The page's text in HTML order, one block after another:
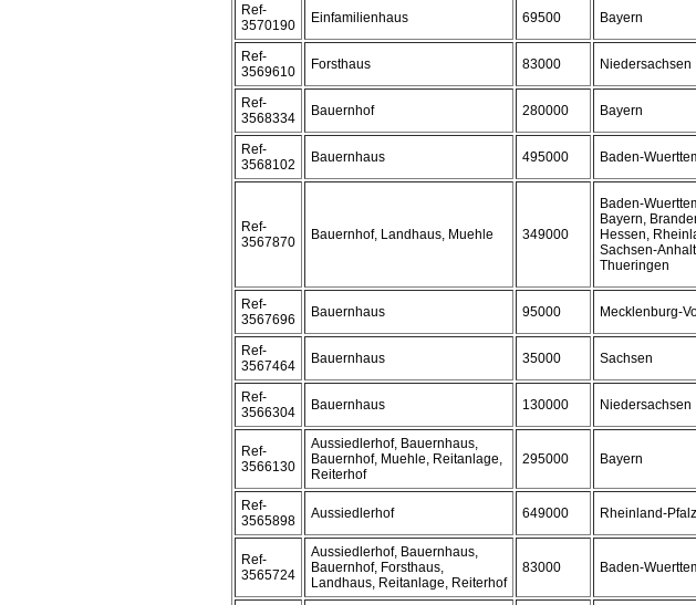
Ref-
3570190
Einfamilienhaus 69500 Bayern
Ref-
3569610
Forsthaus 83000 Niedersachsen
Ref-
3568334
Bauernhof 280000 Bayern
Ref-
3568102
Bauernhaus 495000 Baden-
Ref-
3567870
Bauernhof, Landhaus, Muehle 349000
Baden-
Bayern,
Hessen,
Sachsen-
Thueringen
Ref-
3567696
Bauernhaus 95000 Mecklenburg-
Ref-
3567464
Bauernhaus 35000 Sachsen
Ref-
3566304
Bauernhaus 130000 Niedersachsen
Ref-
3566130
Aussiedlerhof, Bauernhaus,
Bauernhof, Muehle, Reitanlage,
Reiterhof
295000 Bayern
Ref-
3565898
Aussiedlerhof 649000 Rheinland-Pfalz
Ref-
3565724
Aussiedlerhof, Bauernhaus,
Bauernhof, Forsthaus,
Landhaus, Reitanlage, Reiterhof
83000 Baden-